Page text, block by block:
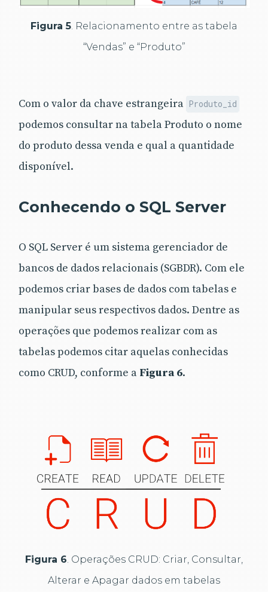
Figura 5. Relacionamento entre as tabela
“Vendas” e “Produto”
Com o valor da chave estrangeira Produto_id
podemos consultar na tabela Produto o nome
do produto dessa venda e qual a quantidade
disponível.
Conhecendo o SQL Server
O SQL Server é um sistema gerenciador de
bancos de dados relacionais (SGBDR). Com ele
podemos criar bases de dados com tabelas e
manipular seus respectivos dados. Dentre as
operações que podemos realizar com as
tabelas podemos citar aquelas conhecidas
como CRUD, conforme a Figura 6.
Figura 6 . Operações CRUD: Criar, Consultar,
Alterar e Apagar dados em tabelas